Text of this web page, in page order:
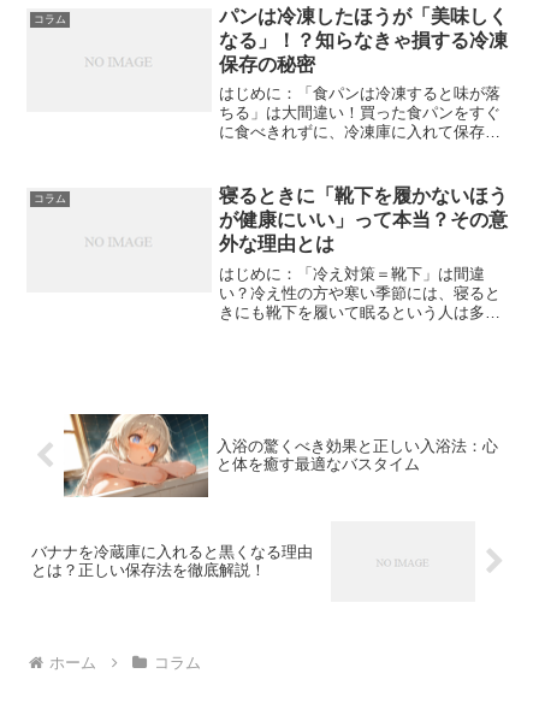
ができることが科学的に証明されていま
す。今回は、なぜガムを噛...
コラム
パンは冷凍したほうが「美味しく
なる」！？知らなきゃ損する冷凍
保存の秘密
はじめに：「食パンは冷凍すると味が落
ちる」は大間違い！買った食パンをすぐ
に食べきれずに、冷凍庫に入れて保存す
うイメージは大きな誤解。正しい方法で
冷凍すると、食パンは逆に...
コラム
寝るときに「靴下を履かないほう
が健康にいい」って本当？その意
外な理由とは
はじめに：「冷え対策＝靴下」は間違
い？冷え性の方や寒い季節には、寝ると
きにも靴下を履いて眠るという人は多い
入浴の驚くべき効果と正しい入浴法：心
と体を癒す最適なバスタイム
バナナを冷蔵庫に入れると黒くなる理由
とは？正しい保存法を徹底解説！
ホーム コラム